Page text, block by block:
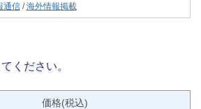
通信/海外情報掲載
ください。
価格(税込)